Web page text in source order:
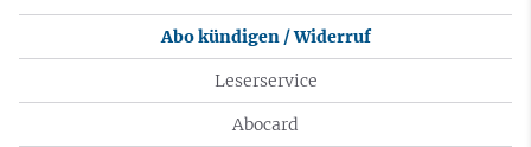
Abo kündigen / Widerruf
Leserservice
Abocard